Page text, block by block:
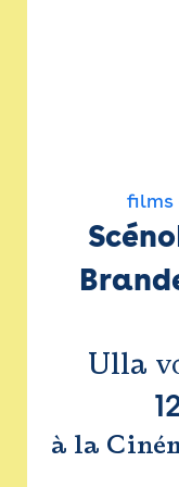
films
Ulla
à la